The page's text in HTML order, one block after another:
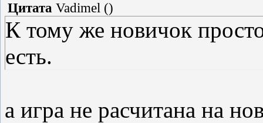
Цитата Vadimel ()
К тому же новичок
есть.
а игра не расчитана на